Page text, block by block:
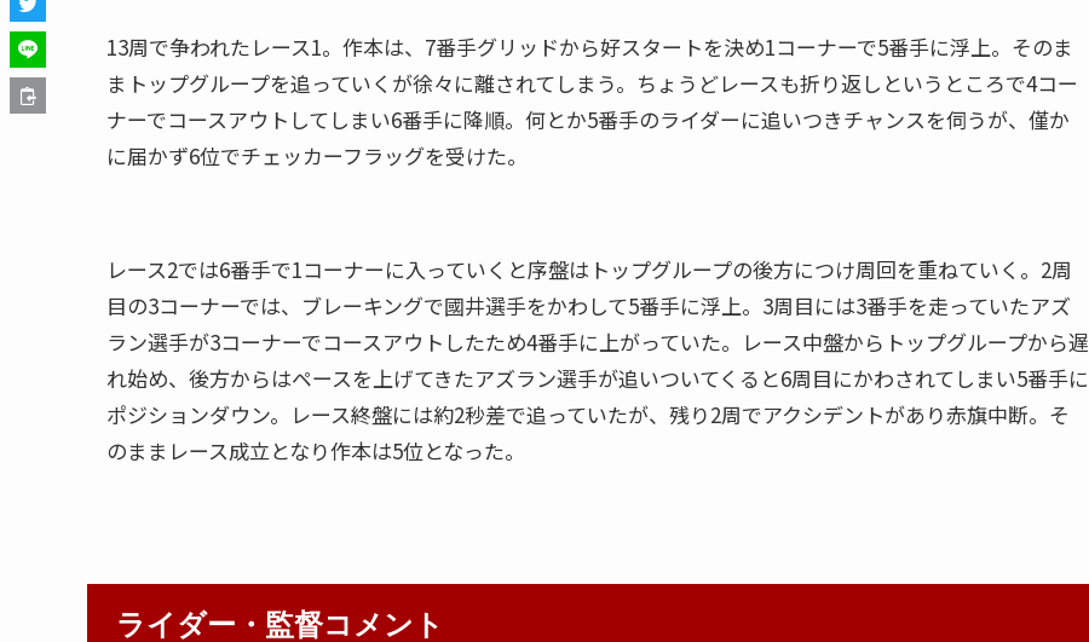
13周で争われたレース1。作本は、7番手グリッドから好スタートを決め1コーナーで5番手に浮上。そのま
まトップグループを追っていくが徐々に離されてしまう。ちょうどレースも折り返しというところで4コー
ナーでコースアウトしてしまい6番手に降順。何とか5番手のライダーに追いつきチャンスを伺うが、僅か
に届かず6位でチェッカーフラッグを受けた。
レース2では6番手で1コーナーに入っていくと序盤はトップグループの後方につけ周回を重ねていく。2周
目の3コーナーでは、ブレーキングで國井選手をかわして5番手に浮上。3周目には3番手を走っていたアズ
ラン選手が3コーナーでコースアウトしたため4番手に上がっていた。レース中盤からトップグループから遅
れ始め、後方からはペースを上げてきたアズラン選手が追いついてくると6周目にかわされてしまい5番手に
ポジションダウン。レース終盤には約2秒差で追っていたが、残り2周でアクシデントがあり赤旗中断。そ
のままレース成立となり作本は5位となった。
ライダー・監督コメント